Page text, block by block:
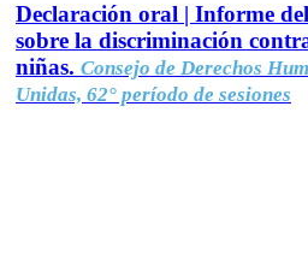
Declaración oral | Informe
sobre la discriminación
niñas. Consejo de Derechos
Unidas, 62° período de sesiones